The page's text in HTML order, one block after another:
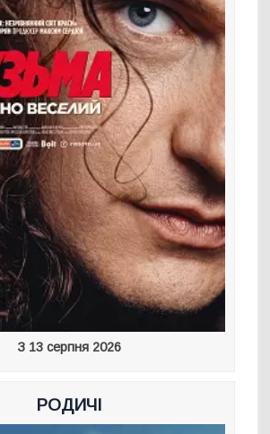
З 13 серпня 2026
РОДИЧІ